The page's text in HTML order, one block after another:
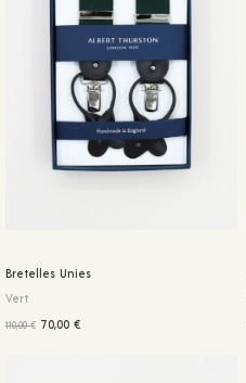
Bretelles Unies
Vert
110,00€ 70,00€